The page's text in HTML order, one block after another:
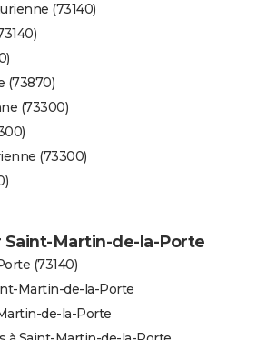
(73140)
(73870)
(73300)
(73300)
Saint-Martin-de-la-Porte
(73140)
Martin-de-la-Porte
de-la-Porte